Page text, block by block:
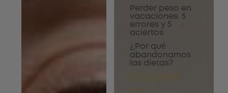
Perder peso en
vacaciones. 5
errores y 5
aciertos
¿Por qué
abandonamos
las dietas?